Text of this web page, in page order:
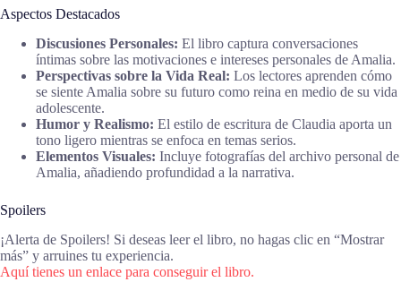
Aspectos Destacados
Discusiones Personales: El libro captura conversaciones
íntimas sobre las motivaciones e intereses personales de Amalia.
Perspectivas sobre la Vida Real: Los lectores aprenden cómo
se siente Amalia sobre su futuro como reina en medio de su vida
adolescente.
Humor y Realismo: El estilo de escritura de Claudia aporta un
tono ligero mientras se enfoca en temas serios.
Elementos Visuales: Incluye fotografías del archivo personal de
Amalia, añadiendo profundidad a la narrativa.
Spoilers
¡Alerta de Spoilers! Si deseas leer el libro, no hagas clic en “Mostrar
más” y arruines tu experiencia.
Aquí tienes un enlace para conseguir el libro.